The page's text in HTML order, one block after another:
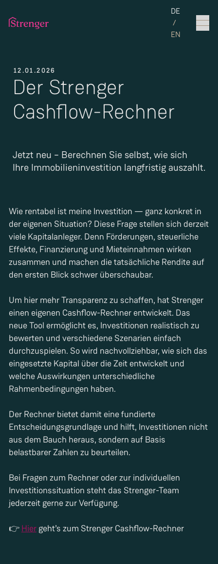
Set the
DE
/
EN
12.01.2026
Der Strenger
Cashflow-Rechner
Jetzt neu – Berechnen Sie selbst, wie sich
Ihre Immobilieninvestition langfristig auszahlt.
Wie rentabel ist meine Investition — ganz konkret in
der eigenen Situation? Diese Frage stellen sich derzeit
viele Kapitalanleger. Denn Förderungen, steuerliche
Effekte, Finanzierung und Mieteinnahmen wirken
zusammen und machen die tatsächliche Rendite auf
den ersten Blick schwer überschaubar.
Um hier mehr Transparenz zu schaffen, hat Strenger
einen eigenen Cashflow-Rechner entwickelt. Das
neue Tool ermöglicht es, Investitionen realistisch zu
bewerten und verschiedene Szenarien einfach
durchzuspielen. So wird nachvollziehbar, wie sich das
eingesetzte Kapital über die Zeit entwickelt und
welche Auswirkungen unterschiedliche
Rahmenbedingungen haben.
Der Rechner bietet damit eine fundierte
Entscheidungsgrundlage und hilft, Investitionen nicht
aus dem Bauch heraus, sondern auf Basis
belastbarer Zahlen zu beurteilen.
Bei Fragen zum Rechner oder zur individuellen
Investitionssituation steht das Strenger-Team
jederzeit gerne zur Verfügung.
👉 Hiergeht’s zum Strenger Cashflow-Rechner